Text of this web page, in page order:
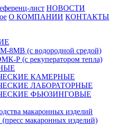
лист НОВОСТИ
О КОМПАНИИ КОНТАКТЫ
(с водородной средой)
Р (с рекуператором тепла)
КАМЕРНЫЕ
ЛАБОРАТОРНЫЕ
ФЬЮЗИНГОВЫЕ
макаронных изделий
макаронных изделий)